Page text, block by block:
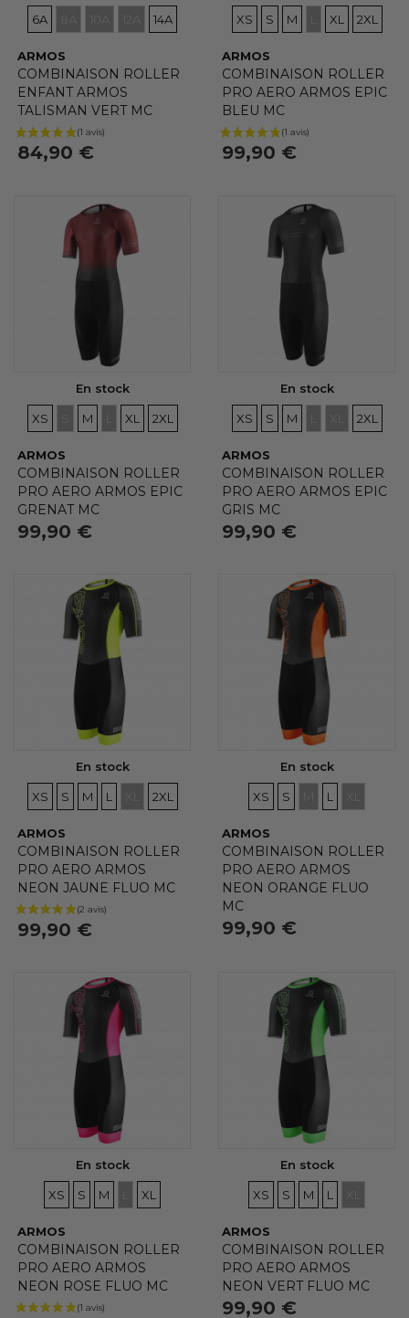
(3 avis)
TAILLES
6A
TAILLESTAILLESTAILLES
TAILLES
14A
ARMOS
COMBINAISON ROLLER
ENFANT ARMOS
TALISMAN VERT MC
84,90 €
TAILLES
XS
TAILLES
S
TAILLES
M
TAILLES
TAILLES
XL 2XL
ARMOS
COMBINAISON ROLLER
PRO AERO ARMOS EPIC
BLEU MC
99,90 €
En stock
TAILLES
XS
TAILLES
TAILLES
M
TAILLES
TAILLES
XL
TAILLES
2XL
ARMOS
COMBINAISON ROLLER
PRO AERO ARMOS EPIC
GRENAT MC
99,90 €
En stock
TAILLES
XS
TAILLES
S
TAILLES
M
TAILLES
TAILLES
2XL
ARMOS
COMBINAISON ROLLER
PRO AERO ARMOS EPIC
GRIS MC
99,90 €
En stock
TAILLES
XS
TAILLES
S
TAILLES
M
TAILLES
L
TAILLES
TAILLES
2XL
ARMOS
COMBINAISON ROLLER
PRO AERO ARMOS
NEON JAUNE FLUO MC
99,90 €
En stock
TAILLES
XS
TAILLES
S
TAILLES
TAILLES
L
TAILLES
ARMOS
COMBINAISON ROLLER
PRO AERO ARMOS
NEON ORANGE FLUO
MC
99,90 €
En stock
TAILLES
XS
TAILLES
S
TAILLES
M
TAILLES
TAILLES
XL
ARMOS
COMBINAISON ROLLER
PRO AERO ARMOS
NEON ROSE FLUO MC
En stock
TAILLES
XS
TAILLES
S
TAILLES
M
TAILLES
L
TAILLES
ARMOS
COMBINAISON ROLLER
PRO AERO ARMOS
NEON VERT FLUO MC
99,90 €